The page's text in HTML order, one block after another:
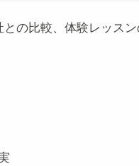
の比較、体験レッス